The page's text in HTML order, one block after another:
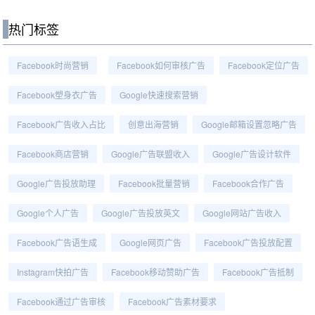
热门标签
Facebook时尚营销 Facebook如何审核广告 Facebook定位广告
Facebook塑身衣广告 Google快速搜索营销
Facebook广告收入占比 创意出海营销 Google邮箱设置忽略广告
Facebook商店营销 Google广告联盟收入 Google广告设计软件
Google广告投放助理 Facebook批量营销 Facebook合作广告
Google个人广告 Google广告投放英文 Google网站广告收入
Facebook广告语生成 Google网页广告 Facebook广告投放配置
Instagram快拍广告 Facebook移动赞助广告 Facebook广告抵制
Facebook通过广告审核 Facebook广告素材要求